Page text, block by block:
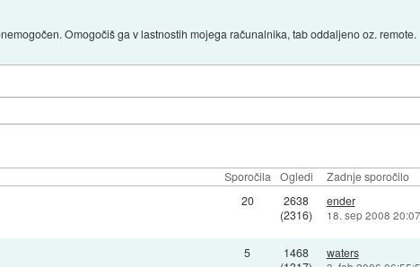
Omogočiš ga v lastnostih mojega računalnika, tab oddaljeno oz. remote.
Sporočila Ogledi Zadnje sporočilo
20
2638
(2316)
ender
18. sep 2008
5
1468
waters